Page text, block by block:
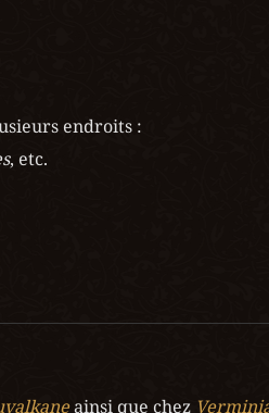
endroits :
, etc.
ainsi que chez